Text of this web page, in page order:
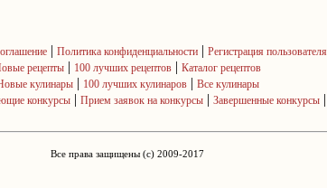
| Политика конфиденциальности| Регистрация пользователя
рецепты | 100 лучших рецептов | Каталог рецептов
кулинары| 100 лучших кулинаров| Все кулинары
конкурсы | Прием заявок на конкурсы | Завершенные конкурсы |
Все права защищены (c) 2009-2017